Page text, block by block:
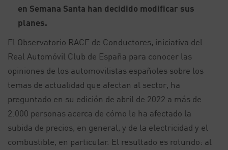
en Semana Santa han decidido modificar sus
planes.
El Observatorio RACE de Conductores, iniciativa del
Real Automóvil Club de España para conocer las
opiniones de los automovilistas españoles sobre los
temas de actualidad que afectan al sector, ha
preguntado en su edición de abril de 2022 a más de
2.000 personas acerca de cómo le ha afectado la
subida de precios, en general, y de la electricidad y el
combustible, en particular. El resultado es rotundo: al